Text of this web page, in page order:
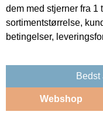
dem med stjerner fra 1
sortimentstørrelse,
betingelser,
Bedst
Webshop